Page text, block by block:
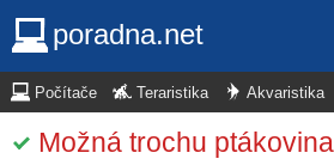
poradna.net
Počítače Teraristika Akvaristika
Možná trochu